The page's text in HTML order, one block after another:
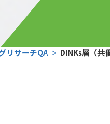
リサーチQA DINKs層（共